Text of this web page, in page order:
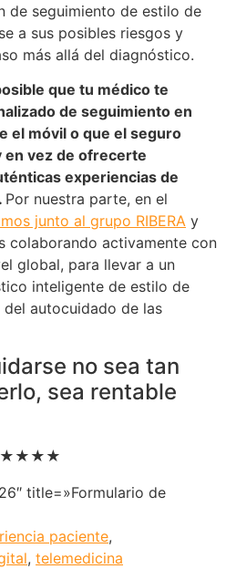
de seguimiento de estilo de
a sus posibles riesgos y
más allá del diagnóstico.
que tu médico te
de seguimiento en
el móvil o que el seguro
en vez de ofrecerte
experiencias de
Por nuestra parte, en el
junto al grupo RIBERA y
colaborando activamente con
global, para llevar a un
inteligente de estilo de
autocuidado de las
no sea tan
sea rentable
★ ★ ★ ★
title=»Formulario de
paciente,
, telemedicina